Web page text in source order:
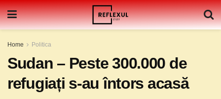
Home Politica
Sudan – Peste 300.000 de
refugiați s-au întors acasă